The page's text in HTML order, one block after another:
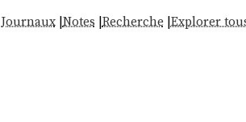
Journaux|Notes |Recherche |Explorer